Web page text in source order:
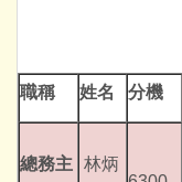
文書組
職稱 姓名 分機
總務主 林炳